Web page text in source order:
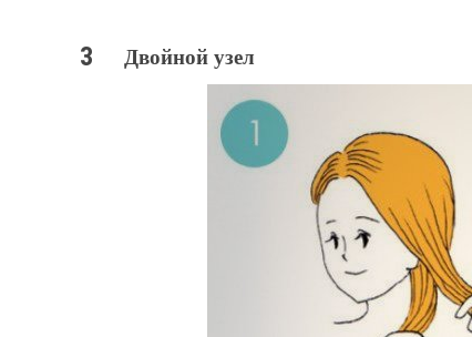
Двойной узел